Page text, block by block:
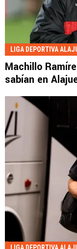
LIGA DEPORTIVA
Machillo
sabían en